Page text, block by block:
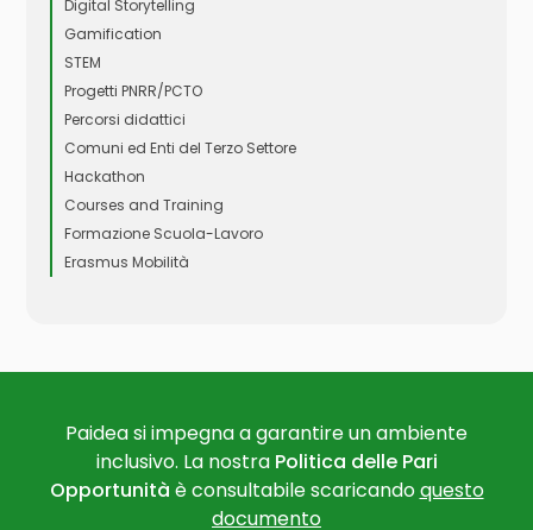
Digital Storytelling
Gamification
STEM
Progetti PNRR/PCTO
Percorsi didattici
Comuni ed Enti del Terzo Settore
Hackathon
Courses and Training
Formazione Scuola-Lavoro
Erasmus Mobilità
Paidea si impegna a garantire un ambiente
inclusivo. La nostra Politica delle Pari
Opportunità è consultabile scaricandoquesto
documento